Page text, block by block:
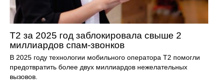
Т2 за 2025 год заблокировала свыше 2
миллиардов спам-звонков
В 2025 году технологии мобильного оператора Т2 помогли
предотвратить более двух миллиардов нежелательных
вызовов.